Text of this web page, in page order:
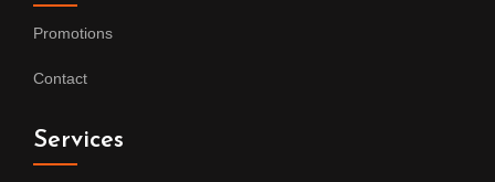
Promotions
Contact
Services